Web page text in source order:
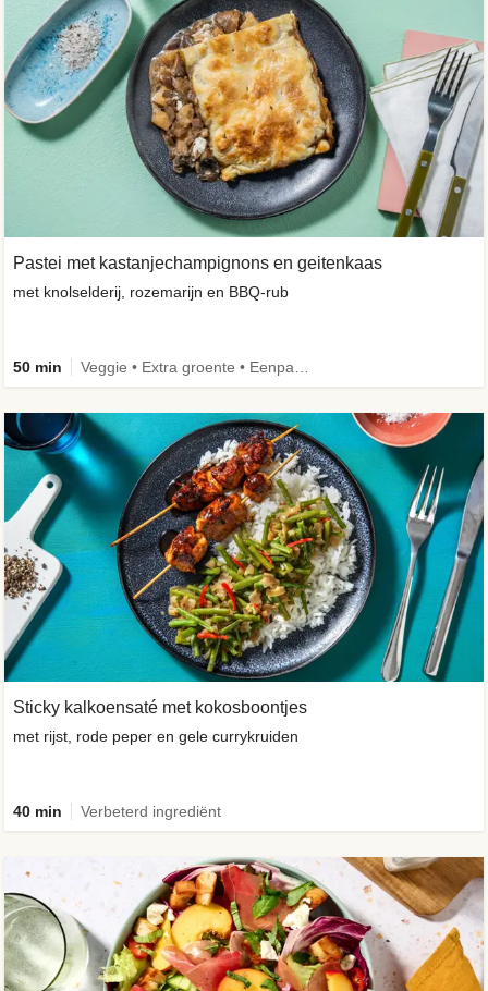
Pastei met kastanjechampignons en geitenkaas
met knolselderij, rozemarijn en BBQ-rub
50 min
Sticky kalkoensaté met kokosboontjes
met rijst, rode peper en gele currykruiden
40 min Verbeterd ingrediënt